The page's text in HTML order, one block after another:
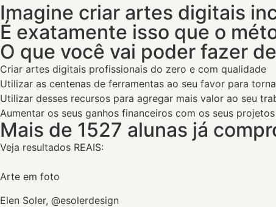
Imagine criar artes digitais
É exatamente isso que o
O que você vai poder fazer
Criar artes digitais profissionais do zero e com qualidade
Utilizar as centenas de ferramentas ao seu favor para
Utilizar desses recursos para agregar mais valor ao seu
Aumentar os seus ganhos financeiros com os seus projetos
Mais de 1527 alunas já
Veja resultados REAIS:
Arte em foto
Elen Soler, @esolerdesign